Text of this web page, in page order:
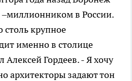
в России.
столь крупное
именно в столице
Алексей Гордеев. - Я хочу
архитекторы задают тон